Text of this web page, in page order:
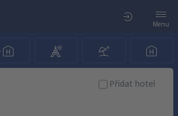
Menu
Přidat hotel